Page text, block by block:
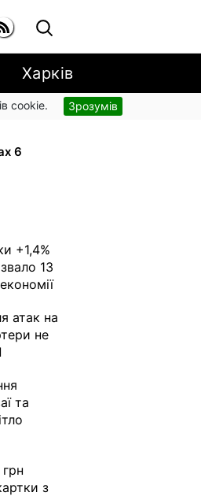
Харків
cookie. Зрозумів
й
6
+1,4%
13
атак на
не
та
з